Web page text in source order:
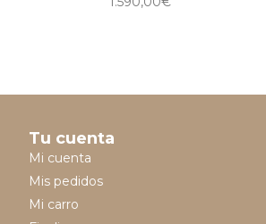
Tu cuenta
Mi cuenta
Mis pedidos
Mi carro